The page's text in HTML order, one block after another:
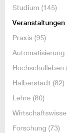
Studium (145)
Veranstaltungen
Praxis (95)
Hochschulleben
Halberstadt (82)
Lehre (80)
Forschung (73)